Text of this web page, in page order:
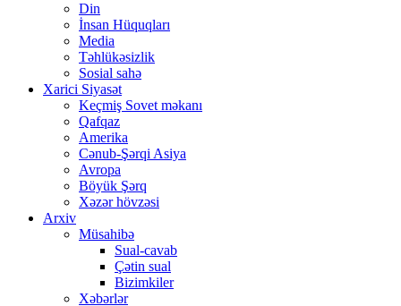
Din
İnsan Hüquqları
Media
Təhlükəsizlik
Sosial sahə
Xarici Siyasət
Keçmiş Sovet məkanı
Qafqaz
Amerika
Cənub-Şərqi Asiya
Avropa
Böyük Şərq
Xəzər hövzəsi
Arxiv
Müsahibə
Sual-cavab
Çətin sual
Bizimkiler
Xəbərlər